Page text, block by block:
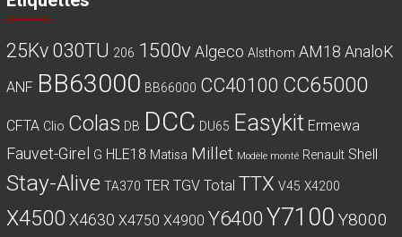
25Kv 030TU 206 1500v Algeco Alsthom AM18 AnaloK
ANF BB63000 BB66000 CC40100 CC65000
CFTA Clio Colas DB DCC DU65 Easykit Ermewa
Fauvet-Girel G HLE18 Matisa Millet Modèle monté Renault Shell
Stay-Alive TA370 TER TGV Total TTX V45 X4200
X4500 X4630 X4750 X4900 Y6400Y7100 Y8000